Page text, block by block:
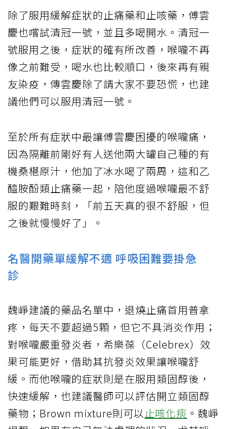
除了服用緩解症狀的止痛藥和止咳藥，傅雲
慶也嚐試清冠一號，並且多喝開水。清冠一
號服用之後，症狀的確有所改善，喉嚨不再
像之前難受，喝水也比較順口，後來再有親
友染疫，傳雲慶除了請大家不要恐慌，也建
議他們可以服用清冠一號。
至於所有症狀中最讓傅雲慶困擾的喉嚨痛，
因為隔離前剛好有人送他兩大罐自己種的有
機桑椹原汁，他加了冰水喝了兩周，這和乙
醯胺酚類止痛藥一起，陪他度過喉嚨最不舒
服的艱難時刻，「前五天真的很不舒服，但
之後就慢慢好了」。
名醫開藥單緩解不適 呼吸困難要掛急
診
魏崢建議的藥品名單中，退燒止痛首用普拿
疼，每天不要超過5顆，但它不具消炎作用；
對喉嚨嚴重發炎者，希樂葆（Celebrex）效
果可能更好，借助其抗發炎效果讓喉嚨舒
緩。而他喉嚨的症狀則是在服用類固醇後，
快速緩解，也建議醫師可以評估開立類固醇
藥物；Brown mixture則可以止咳化痰 。魏崢